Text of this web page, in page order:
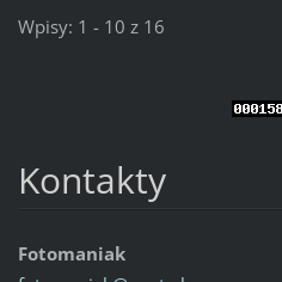
Wpisy: 1 - 10 z 16
Kontakty
Fotomaniak